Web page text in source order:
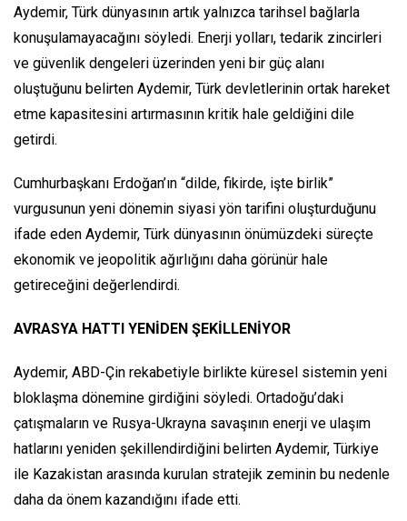
Aydemir, Türk dünyasının artık yalnızca tarihsel bağlarla
konuşulamayacağını söyledi. Enerji yolları, tedarik zincirleri
ve güvenlik dengeleri üzerinden yeni bir güç alanı
oluştuğunu belirten Aydemir, Türk devletlerinin ortak hareket
etme kapasitesini artırmasının kritik hale geldiğini dile
getirdi.
Cumhurbaşkanı Erdoğan’ın “dilde, fikirde, işte birlik”
vurgusunun yeni dönemin siyasi yön tarifini oluşturduğunu
ifade eden Aydemir, Türk dünyasının önümüzdeki süreçte
ekonomik ve jeopolitik ağırlığını daha görünür hale
getireceğini değerlendirdi.
AVRASYA HATTI YENİDEN ŞEKİLLENİYOR
Aydemir, ABD-Çin rekabetiyle birlikte küresel sistemin yeni
bloklaşma dönemine girdiğini söyledi. Ortadoğu’daki
çatışmaların ve Rusya-Ukrayna savaşının enerji ve ulaşım
hatlarını yeniden şekillendirdiğini belirten Aydemir, Türkiye
ile Kazakistan arasında kurulan stratejik zeminin bu nedenle
daha da önem kazandığını ifade etti.